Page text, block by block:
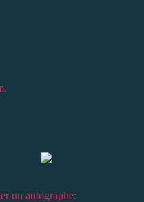
un autographe: